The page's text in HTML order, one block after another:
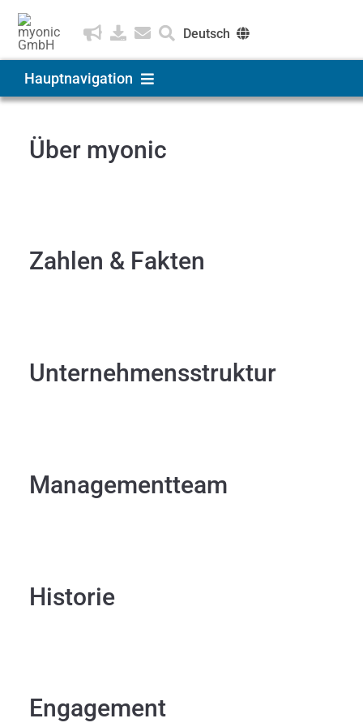
Inhalt
springen
Deutsch
English
Čeština
Hauptnavigation
Über myonic
Über myonic
Zahlen & Fakten
Unternehmensstruktur
Managementteam
Historie
Engagement